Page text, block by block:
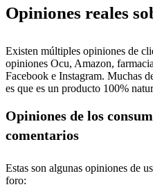
Opiniones reales
Existen múltiples opiniones de
opiniones Ocu, Amazon,
Facebook e Instagram. Muchas
es que es un producto 100%
Opiniones de los
comentarios
Estas son algunas opiniones de
foro: